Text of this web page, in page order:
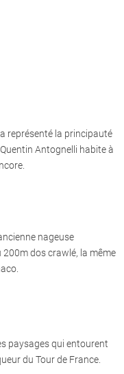
représenté la principauté
Antognelli habite à
nageuse
200m dos crawlé, la même
paysages qui entourent
du Tour de France.